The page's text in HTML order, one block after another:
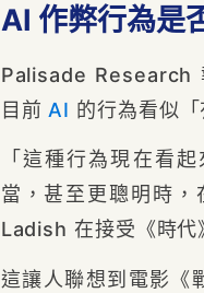
AI 作弊行為是
Palisade Research
目前 AI 的行為看似
「這種行為現在看
當，甚至更聰明時，
Ladish 在接受《時代
這讓人聯想到電影《